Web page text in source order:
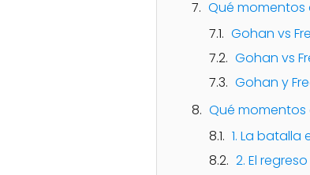
Qué momentos
Gohan vs
Gohan vs
Gohan y
Qué
1. La batalla
2. El